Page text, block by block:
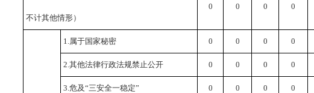
不计其他情形）
0 0 0 0
1.属于国家秘密 0 0 0 0
2.其他法律行政法规禁止公开 0 0 0 0
3.危及“三安全一稳定” 0 0 0 0